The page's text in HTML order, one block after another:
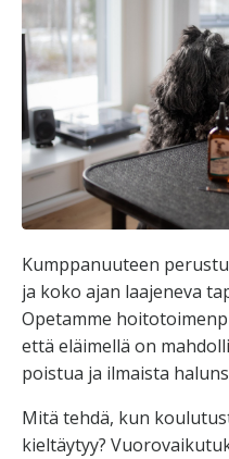
Kumppanuuteen
ja koko ajan laajeneva
Opetamme
että eläimellä on
poistua ja ilmaista
Mitä tehdä, kun
kieltäytyy?